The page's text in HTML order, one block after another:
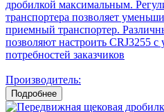
дробилкой максимальным.
транспортера позволяет
приемный транспортер.
позволяют настроить CRJ3255
потребностей заказчиков
Производитель:
Подробнее